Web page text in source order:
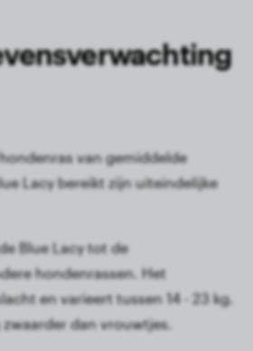
van gemiddelde
Lacy bereikt zijn uiteindelijke
Blue Lacy tot de
hondenrassen. Het
en varieert tussen 14 - 23 kg.
dan vrouwtjes.